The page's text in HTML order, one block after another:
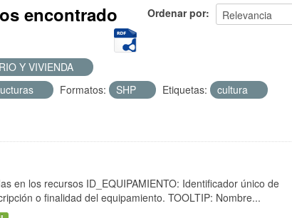
Ordenar por
encontrado
Y VIVIENDA
Formatos: SHP Etiquetas:
cultura
en los recursos ID_EQUIPAMIENTO: Identificador único de
o finalidad del equipamiento. TOOLTIP: Nombre...